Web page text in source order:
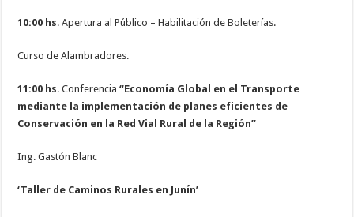
10:00 hs. Apertura al Público – Habilitación de Boleterías.
Curso de Alambradores.
11:00 hs. Conferencia“Economía Global en el Transporte
mediante la implementación de planes eficientes de
Conservación en la Red Vial Rural de la Región”
Ing. Gastón Blanc
‘Taller de Caminos Rurales en Junín’